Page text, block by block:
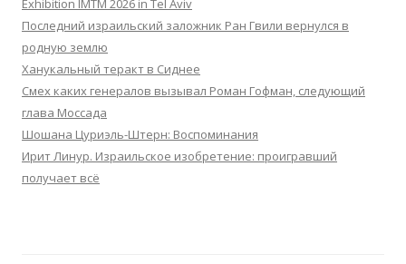
Exhibition IMTM 2026 in Tel Aviv
Последний израильский заложник Ран Гвили вернулся в
родную землю
Ханукальный теракт в Сиднее
Смех каких генералов вызывал Роман Гофман, следующий
глава Моссада
Шошана Цуриэль-Штерн: Воспоминания
Ирит Линур. Израильское изобретение: проигравший
получает всё